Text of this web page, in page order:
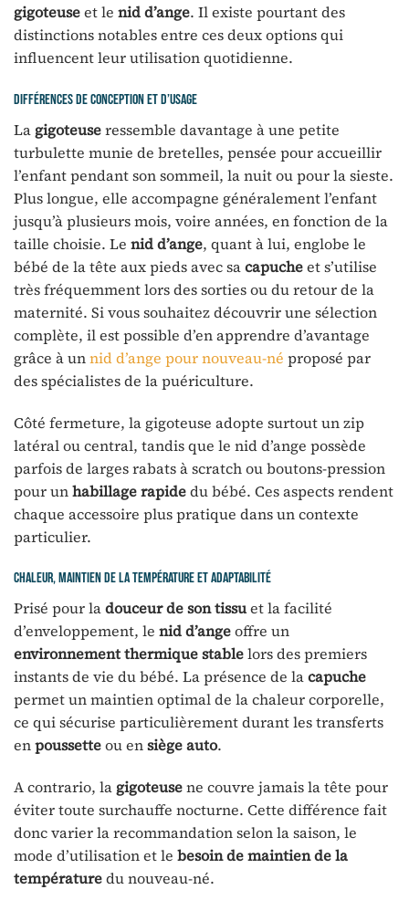
gigoteuseet le nid d’ange. Il existe pourtant des
distinctions notables entre ces deux options qui
influencent leur utilisation quotidienne.
Différences de conception et d’usage
La gigoteuseressemble davantage à une petite
turbulette munie de bretelles, pensée pour accueillir
l’enfant pendant son sommeil, la nuit ou pour la sieste.
Plus longue, elle accompagne généralement l’enfant
jusqu’à plusieurs mois, voire années, en fonction de la
taille choisie. Le nid d’ange, quant à lui, englobe le
bébé de la tête aux pieds avec sacapucheet s’utilise
très fréquemment lors des sorties ou du retour de la
maternité. Si vous souhaitez découvrir une sélection
complète, il est possible d’en apprendre d’avantage
grâce à unnid d’ange pour nouveau-né proposé par
des spécialistes de la puériculture.
Côté fermeture, la gigoteuse adopte surtout un zip
latéral ou central, tandis que le nid d’ange possède
parfois de larges rabats à scratch ou boutons-pression
pour unhabillage rapidedu bébé. Ces aspects rendent
chaque accessoire plus pratique dans un contexte
particulier.
Chaleur, maintien de la température et adaptabilité
Prisé pour ladouceur de son tissuet la facilité
d’enveloppement, le nid d’angeoffre un
environnement thermique stablelors des premiers
instants de vie du bébé. La présence de lacapuche
permet un maintien optimal de la chaleur corporelle,
ce qui sécurise particulièrement durant les transferts
enpoussetteou ensiège auto.
A contrario, la gigoteusene couvre jamais la tête pour
éviter toute surchauffe nocturne. Cette différence fait
donc varier la recommandation selon la saison, le
mode d’utilisation et le besoin de maintien de la
températuredu nouveau-né.